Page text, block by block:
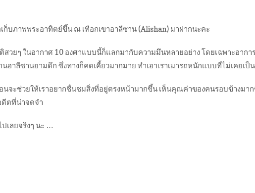
เก็บภาพพระอาทิตย์ขึ้น ณ เทือกเขาอาลีซาน (Alishan) มาฝากนะคะ
สวยๆ ในอากาศ 10 องศาแบบนี้ก็แลกมากับความมึนหลายอย่าง โดยเฉพาะอากา
อาลีซานยามดึก ซึ่งทางก็คดเคี้ยวมากมาย ทำเอาเราเมารถหนักแบบที่ไม่เคยเป็
จะช่วยให้เราอยากชื่นชมสิ่งที่อยู่ตรงหน้ามากขึ้น เห็นคุณค่าของคนรอบข้างมา
ดีตที่น่าจดจำ
เลยจริงๆ นะ …